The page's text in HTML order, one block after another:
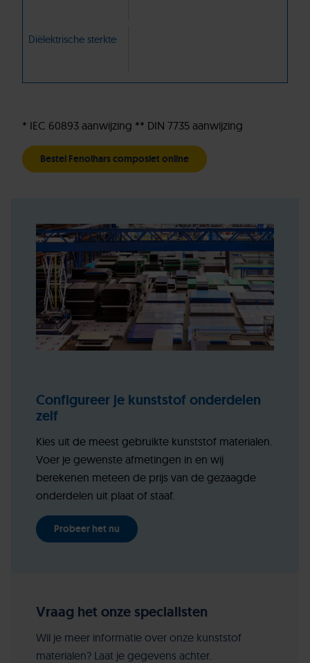
Diëlektrische sterkte
* IEC 60893 aanwijzing ** DIN 7735 aanwijzing
Bestel Fenolhars composiet online
Configureer je kunststof onderdelen
zelf
Kies uit de meest gebruikte kunststof materialen.
Voer je gewenste afmetingen in en wij
berekenen meteen de prijs van de gezaagde
onderdelen uit plaat of staaf.
Probeer het nu
Vraag het onze specialisten
Wil je meer informatie over onze kunststof
materialen? Laat je gegevens achter.